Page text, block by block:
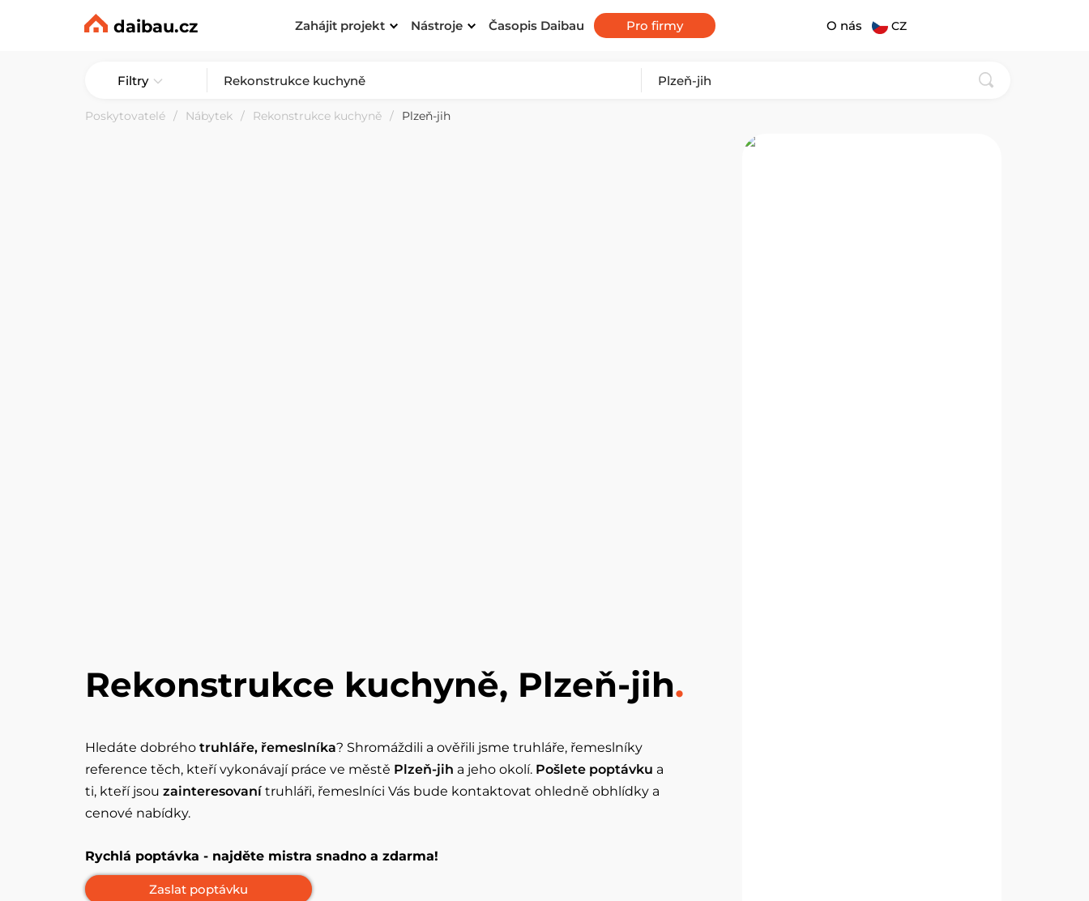
daibau.cz Zahájit projekt Nástroje Časopis Daibau Pro firmy O nás CZ
Filtry
Poskytovatelé Nábytek Rekonstrukce kuchyně Plzeň-jih
Rekonstrukce kuchyně, Plzeň-jih.
Hledáte dobréhotruhláře, řemeslníka? Shromáždili a ověřili jsme truhláře, řemeslníky
reference těch, kteří vykonávají práce ve městě Plzeň-jih a jeho okolí. Pošlete poptávku a
ti, kteří jsouzainteresovanítruhláři, řemeslníci Vás bude kontaktovat ohledně obhlídky a
cenové nabídky.
Rychlá poptávka - najděte mistra snadno a zdarma!